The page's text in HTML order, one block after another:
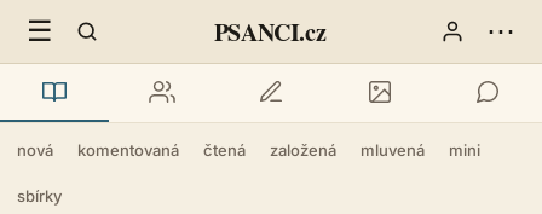
☰ PSANCI.cz ⋯
nová komentovaná čtená založená mluvená mini
sbírky